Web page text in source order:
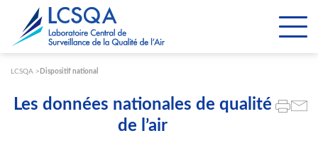
LCSQA Dispositif national
Les données nationales de qualité
de l’air
Paramétrer les cookies